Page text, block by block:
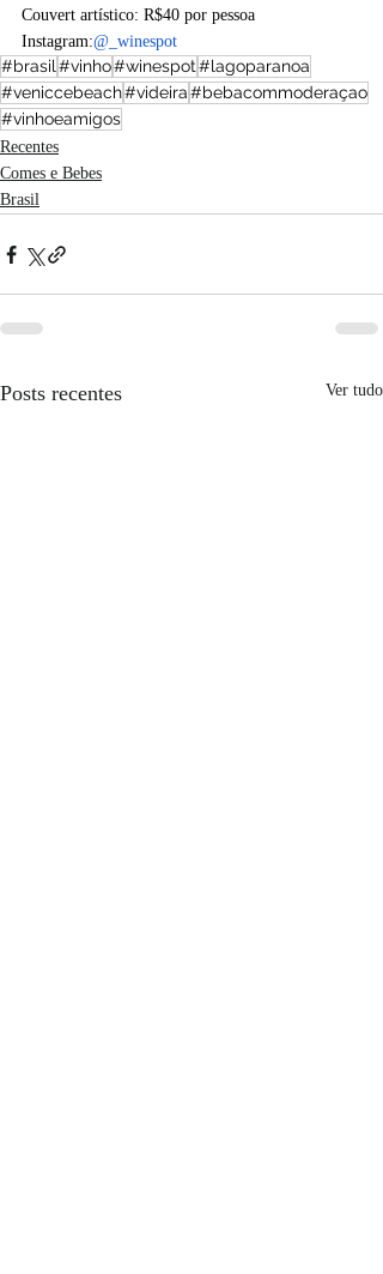
Couvert artístico: R$40 por pessoa
Instagram:@_winespot
#brasil #vinho#winespot#lagoparanoa
#veniccebeach#videira#bebacommoderaçao
#vinhoeamigos
Recentes
Comes e Bebes
Brasil
Posts recentes Ver tudo